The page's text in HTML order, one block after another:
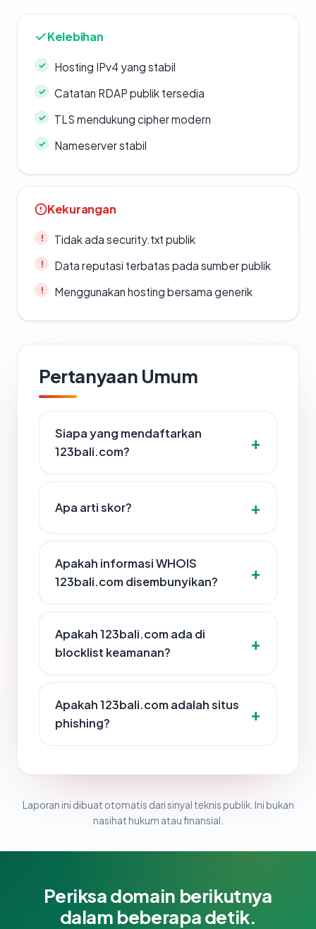
Kelebihan
Hosting IPv4 yang stabil
Catatan RDAP publik tersedia
TLS mendukung cipher modern
Nameserver stabil
Kekurangan
Tidak ada security.txt publik
Data reputasi terbatas pada sumber publik
Menggunakan hosting bersama generik
Pertanyaan Umum
Siapa yang mendaftarkan
123bali.com?
Apa arti skor?
Apakah informasi WHOIS
123bali.com disembunyikan?
Apakah 123bali.com ada di
blocklist keamanan?
Apakah 123bali.com adalah situs
phishing?
Laporan ini dibuat otomatis dari sinyal teknis publik. Ini bukan
nasihat hukum atau finansial.
Periksa domain berikutnya
dalam beberapa detik.